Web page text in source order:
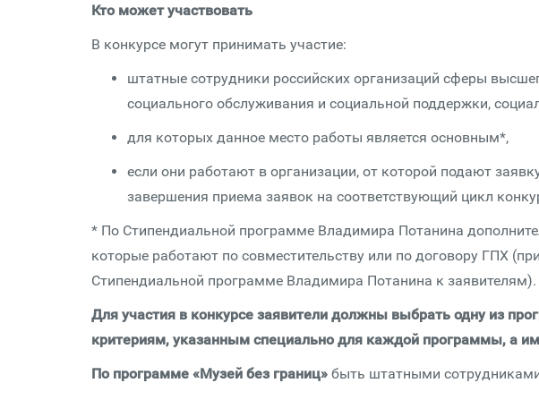
Кто может участвовать
В конкурсе могут принимать участие:
штатные сотрудники российских организаций сферы
социального обслуживания и социальной поддержки,
для которых данное место работы является основным*,
если они работают в организации, от которой подают
завершения приема заявок на соответствующий цикл
* По Стипендиальной программе Владимира Потанина
которые работают по совместительству или по договору ГПХ
Стипендиальной программе Владимира Потанина к заявителям).
Для участия в конкурсе заявители должны выбрать одну из
критериям, указанным специально для каждой программы, а
По программе «Музей без границ» быть штатными